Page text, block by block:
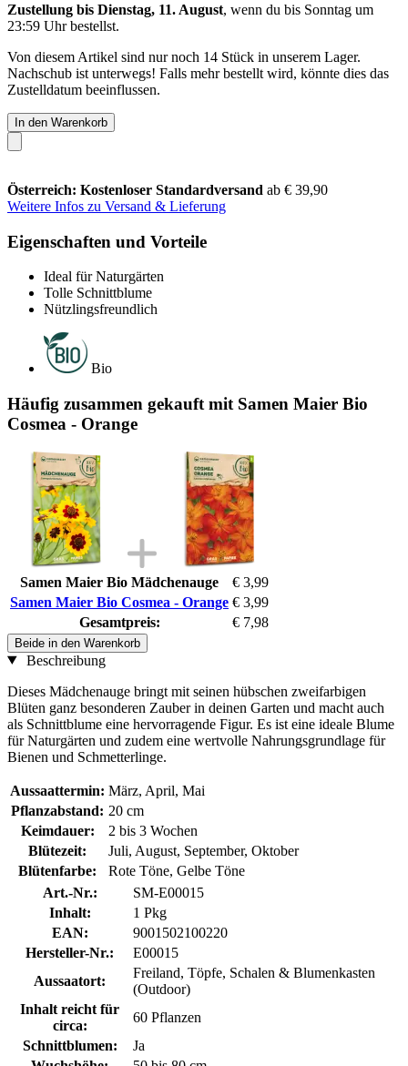
Zustellung bis Dienstag, 11. August, wenn du bis Sonntag um
23:59 Uhrbestellst.
Von diesem Artikel sind nur noch 14 Stück in unserem Lager.
Nachschub ist unterwegs! Falls mehr bestellt wird, könnte dies das
Zustelldatum beeinflussen.
In den Warenkorb
Österreich: Kostenloser Standardversand ab € 39,90
Weitere Infos zu Versand & Lieferung
Eigenschaften und Vorteile
Ideal für Naturgärten
Tolle Schnittblume
Nützlingsfreundlich
Bio
Häufig zusammen gekauft mit Samen Maier Bio
Cosmea - Orange
Samen Maier Bio Mädchenauge
€ 3,99
Samen Maier Bio Cosmea - Orange € 3,99
Gesamtpreis:
€ 7,98
Beide in den Warenkorb
Beschreibung
Dieses Mädchenauge bringt mit seinen hübschen zweifarbigen
Blüten ganz besonderen Zauber in deinen Garten und macht auch
als Schnittblume eine hervorragende Figur. Es ist eine ideale Blume
für Naturgärten und zudem eine wertvolle Nahrungsgrundlage für
Bienen und Schmetterlinge.
Aussaattermin: März, April, Mai
Pflanzabstand: 20 cm
Keimdauer:
2 bis 3 Wochen
Blütezeit:
Juli, August, September, Oktober
Blütenfarbe:
Rote Töne, Gelbe Töne
Art.-Nr.:
SM-E00015
Inhalt:
1 Pkg
EAN:
9001502100220
Hersteller-Nr.:
E00015
Aussaatort:
Freiland, Töpfe, Schalen & Blumenkasten
(Outdoor)
Inhalt reicht für
circa:
60 Pflanzen
Schnittblumen:
Ja